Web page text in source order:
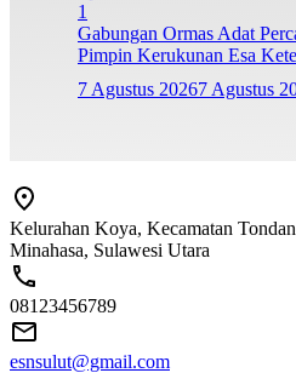
1
Gabungan Ormas Adat
Pimpin Kerukunan Esa
7 Agustus 20267 Agustus
Kelurahan Koya, Kecamatan
Minahasa, Sulawesi Utara
08123456789
esnsulut@gmail.com